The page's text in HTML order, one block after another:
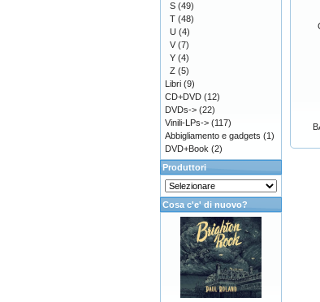
S (49)
T (48)
U (4)
V (7)
Y (4)
Z (5)
Libri (9)
CD+DVD (12)
DVDs-> (22)
Vinili-LPs-> (117)
Abbigliamento e gadgets (1)
DVD+Book (2)
Produttori
Cosa c'e' di nuovo?